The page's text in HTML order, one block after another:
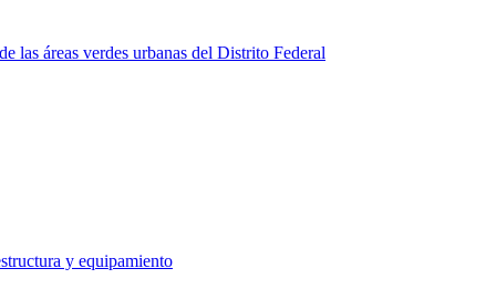
las áreas verdes urbanas del Distrito Federal
y equipamiento